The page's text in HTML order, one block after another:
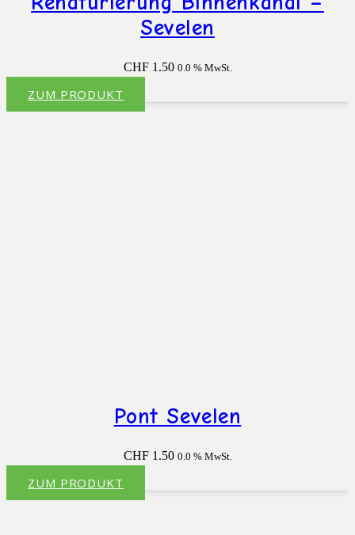
Sevelen
CHF1.50 0.0 % MwSt.
ZUM PRODUKT
Pont Sevelen
CHF1.50 0.0 % MwSt.
ZUM PRODUKT